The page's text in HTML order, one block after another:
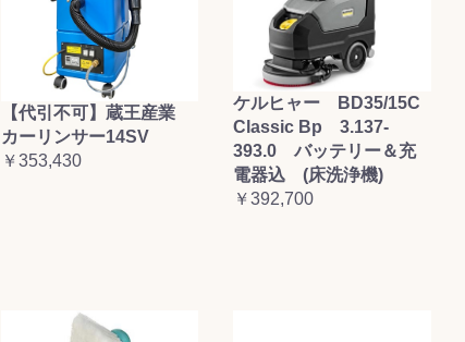
【代引不可】蔵王産業
カーリンサー14SV
￥353,430
ケルヒャー BD35/15C
Classic Bp 3.137-
393.0 バッテリー＆充
電器込 (床洗浄機)
￥392,700